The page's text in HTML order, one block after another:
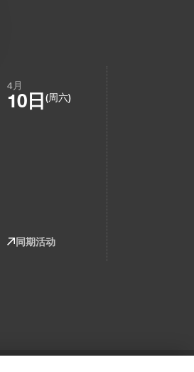
4月
10日 (周六)
同期活动